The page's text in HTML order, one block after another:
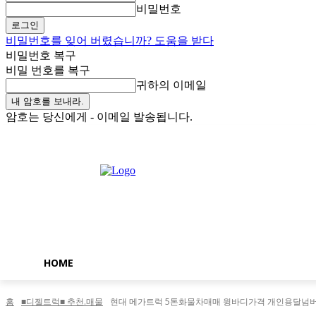
비밀번호
비밀번호를 잊어 버렸습니까? 도움을 받다
비밀번호 복구
비밀 번호를 복구
귀하의 이메일
암호는 당신에게 - 이메일 발송됩니다.
HOME
홈 ■디젤트럭■ 추천.매물 현대 메가트럭 5톤화물차매매 윙바디가격 개인용달넘